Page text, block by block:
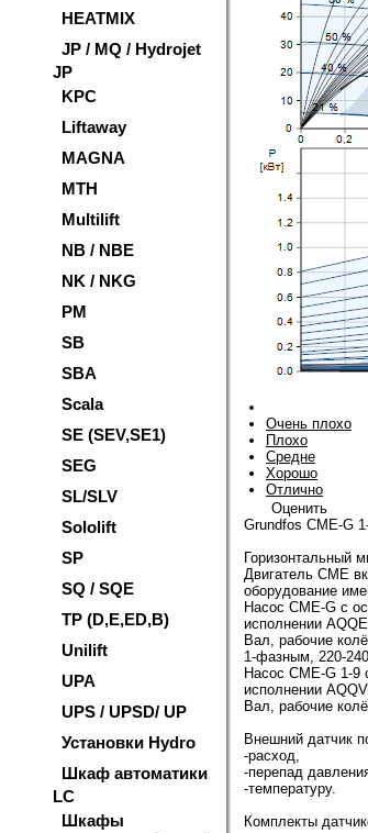
HEATMIX
JP / MQ / Hydrojet
JP
KPC
Liftaway
MAGNA
MTH
Multilift
NB / NBE
NK / NKG
PM
SB
SBA
Scala
SE (SEV,SE1)
SEG
SL/SLV
Sololift
SP
SQ / SQE
TP (D,E,ED,B)
Unilift
UPA
UPS / UPSD/ UP
Установки Hydro
Шкаф автоматики
LC
Шкафы
Очень плохо
Плохо
Средне
Хорошо
Отлично
Оценить
Grundfos CME-G
Горизонтальный
Двигатель CME
оборудование
Насос CME-G с
исполнении
Вал, рабочие
1-фазным, 220-
Насос CME-G 1-
исполнении
Вал, рабочие
Внешний датчик
-расход,
-перепад
-температуру.
Комплекты